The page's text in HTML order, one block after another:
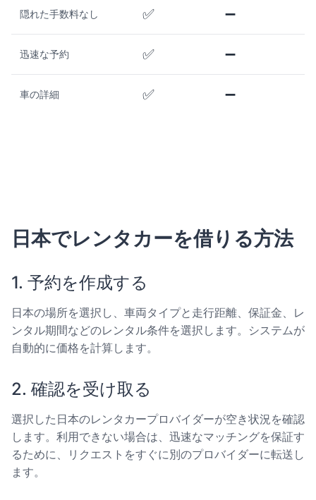
隠れた手数料なし ✅ ➖
迅速な予約 ✅ ➖
車の詳細 ✅ ➖
日本でレンタカーを借りる方法
1. 予約を作成する
日本の場所を選択し、車両タイプと走行距離、保証金、レ
ンタル期間などのレンタル条件を選択します。システムが
自動的に価格を計算します。
2. 確認を受け取る
選択した日本のレンタカープロバイダーが空き状況を確認
します。利用できない場合は、迅速なマッチングを保証す
るために、リクエストをすぐに別のプロバイダーに転送し
ます。